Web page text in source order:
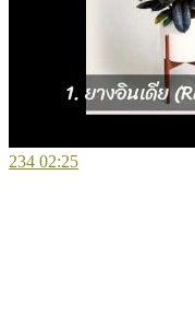
234 02:25